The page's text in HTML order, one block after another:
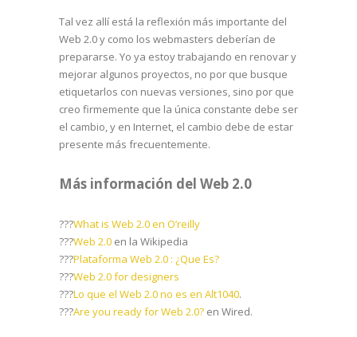
Tal vez allí está la reflexión más importante del
Web 2.0 y como los webmasters deberían de
prepararse. Yo ya estoy trabajando en renovar y
mejorar algunos proyectos, no por que busque
etiquetarlos con nuevas versiones, sino por que
creo firmemente que la única constante debe ser
el cambio, y en Internet, el cambio debe de estar
presente más frecuentemente.
Más información del Web 2.0
???What is Web 2.0 en O’reilly
???Web 2.0 en la Wikipedia
???Plataforma Web 2.0 : ¿Que Es?
???Web 2.0 for designers
???Lo que el Web 2.0 no es en Alt1040.
???Are you ready for Web 2.0? en Wired.